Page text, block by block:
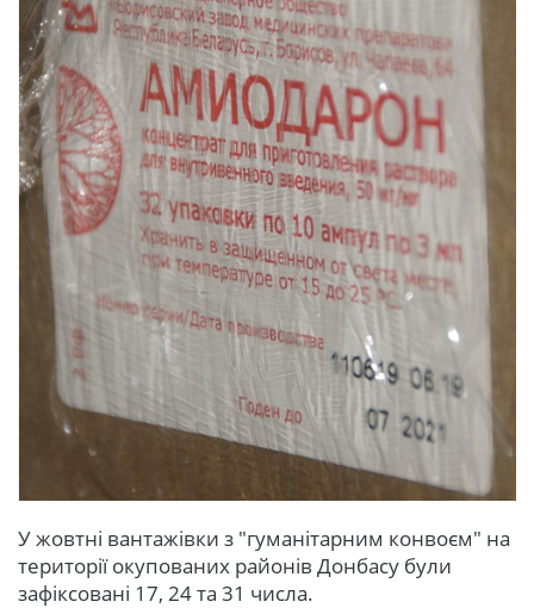
У жовтні вантажівки з "гуманітарним конвоєм" на
території окупованих районів Донбасу були
зафіксовані 17, 24 та 31 числа.